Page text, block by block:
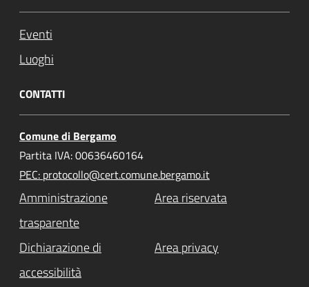
Eventi
Luoghi
CONTATTI
Comune di Bergamo
Partita IVA: 00636460164
PEC: protocollo@cert.comune.bergamo.it
Amministrazione
trasparente
Area riservata
Dichiarazione di
accessibilità
Area privacy